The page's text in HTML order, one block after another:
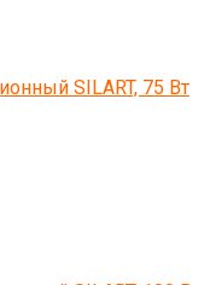
SILART, 75 Вт